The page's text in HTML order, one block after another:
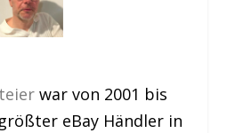
war von 2001 bis
eBay Händler in